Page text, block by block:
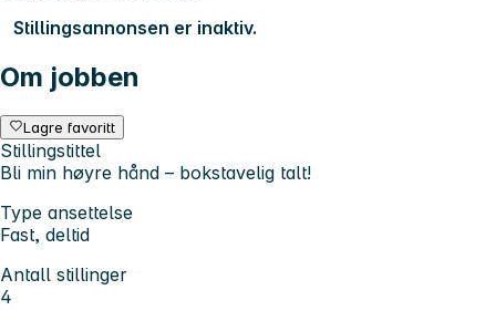
Stillingsannonsen er inaktiv.
Om jobben
Lagre favoritt
Stillingstittel
Bli min høyre hånd – bokstavelig talt!
Type ansettelse
Fast, deltid
Antall stillinger
4